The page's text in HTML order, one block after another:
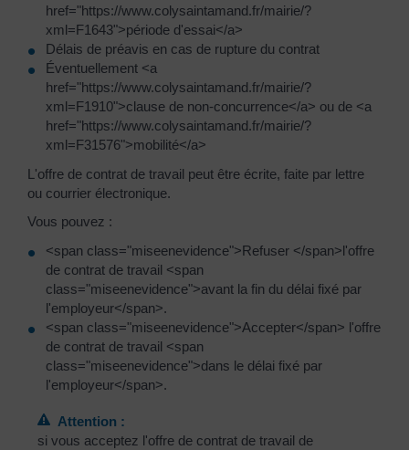
href="https://www.colysaintamand.fr/mairie/?
xml=F1643">période d'essai</a>
Délais de préavis en cas de rupture du contrat
Éventuellement <a
href="https://www.colysaintamand.fr/mairie/?
xml=F1910">clause de non-concurrence</a> ou de <a
href="https://www.colysaintamand.fr/mairie/?
xml=F31576">mobilité</a>
L'offre de contrat de travail peut être écrite, faite par lettre
ou courrier électronique.
Vous pouvez :
<span class="miseenevidence">Refuser </span>l'offre
de contrat de travail <span
class="miseenevidence">avant la fin du délai fixé par
l'employeur</span>.
<span class="miseenevidence">Accepter</span> l'offre
de contrat de travail <span
class="miseenevidence">dans le délai fixé par
l'employeur</span>.
Attention :
si vous acceptez l'offre de contrat de travail de